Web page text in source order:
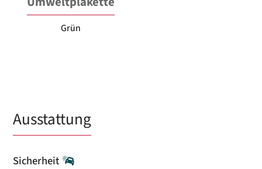
Grün
Ausstattung
Sicherheit